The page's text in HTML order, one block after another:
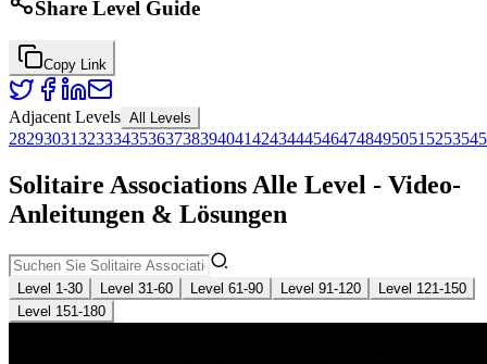
Share Level Guide
Copy Link
Adjacent Levels All Levels
282930313233343536373839404142434445464748495051 525354
Solitaire Associations Alle Level - Video-
Anleitungen & Lösungen
Level 1-30 Level 31-60 Level 61-90 Level 91-120
Level 121-150
Level 151-180